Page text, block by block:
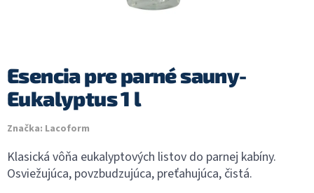
Esencia pre parné sauny-
Eukalyptus 1 l
Značka: Lacoform
Klasická vôňa eukalyptových listov do parnej kabíny.
Osviežujúca, povzbudzujúca, preťahujúca, čistá.